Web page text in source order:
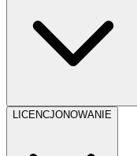
LICENCJONOWANIE